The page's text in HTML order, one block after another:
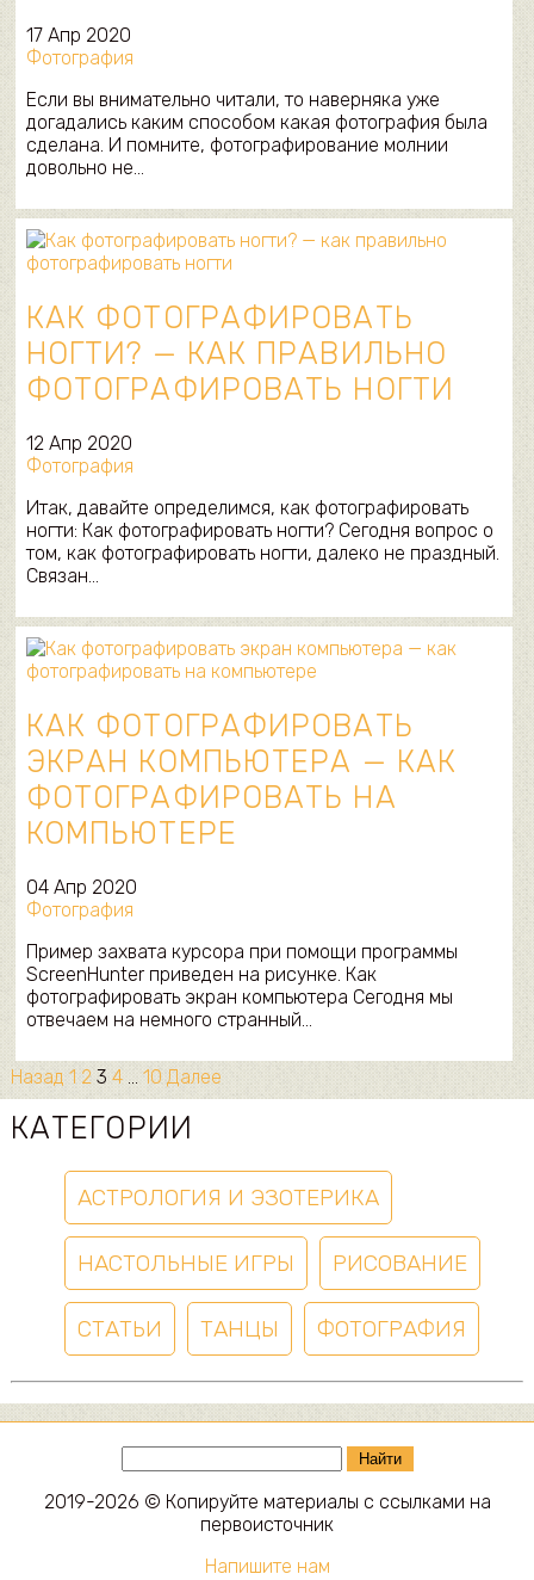
17 Апр 2020
Фотография
Если вы внимательно читали, то наверняка уже
догадались каким способом какая фотография была
сделана. И помните, фотографирование молнии
довольно не…
КАК ФОТОГРАФИРОВАТЬ
НОГТИ? — КАК ПРАВИЛЬНО
ФОТОГРАФИРОВАТЬ НОГТИ
12 Апр 2020
Фотография
Итак, давайте определимся, как фотографировать
ногти: Как фотографировать ногти? Сегодня вопрос о
том, как фотографировать ногти, далеко не праздный.
Связан…
КАК ФОТОГРАФИРОВАТЬ
ЭКРАН КОМПЬЮТЕРА — КАК
ФОТОГРАФИРОВАТЬ НА
КОМПЬЮТЕРЕ
04 Апр 2020
Фотография
Пример захвата курсора при помощи программы
ScreenHunter приведен на рисунке. Как
фотографировать экран компьютера Сегодня мы
отвечаем на немного странный…
Назад 1 2 3 4 … 10 Далее
КАТЕГОРИИ
АСТРОЛОГИЯ И ЭЗОТЕРИКА
НАСТОЛЬНЫЕ ИГРЫ РИСОВАНИЕ
СТАТЬИ ТАНЦЫ ФОТОГРАФИЯ
Найти
2019-2026 © Копируйте материалы с ссылками на
первоисточник
Напишите нам